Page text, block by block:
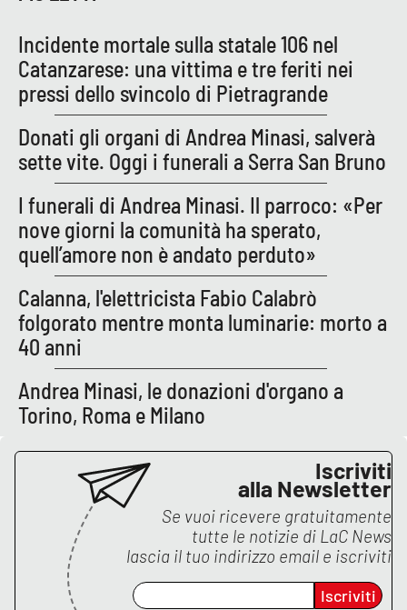
LAC
NETWORK
Lacplay.it
Lactv.it
Laconair.it
Lacitymag.it
Lacapitalenews.it
Ilreggino.it
Cosenzachannel.it
Ilvibonese.it
Catanzarochannel.it
Incidente mortale sulla statale 106 nel
Catanzarese: una vittima e tre feriti nei
pressi dello svincolo di Pietragrande
Donati gli organi di Andrea Minasi, salverà
sette vite. Oggi i funerali a Serra San Bruno
I funerali di Andrea Minasi. Il parroco: «Per
nove giorni la comunità ha sperato,
quell’amore non è andato perduto»
Calanna, l'elettricista Fabio Calabrò
folgorato mentre monta luminarie: morto a
40 anni
Andrea Minasi, le donazioni d'organo a
Torino, Roma e Milano
Iscriviti
alla Newsletter
Se vuoi ricevere gratuitamente
tutte le notizie di LaC News
lascia il tuo indirizzo email e iscriviti
Iscriviti